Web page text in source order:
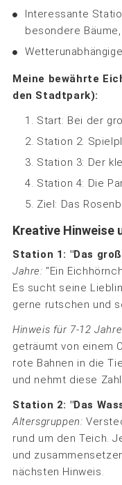
Interessante
besondere
Meine bewährte
den Stadtpark):
Start: Bei der
Station 2:
Station 3: Der
Station 4: Die
Ziel: Das
Kreative Hinweise
Station 1: "Das
Jahre: "Ein
Es sucht seine
gerne rutschen und
Hinweis für 7-12
geträumt von einem
rote Bahnen in die
und nehmt diese
Station 2: "Das
Altersgruppen:
rund um den Teich.
und
nächsten Hinweis.